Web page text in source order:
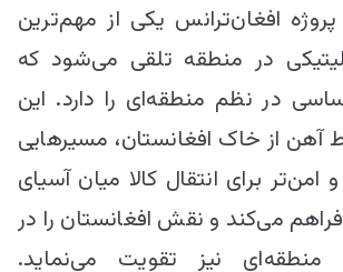
افغان‌ترانس یکی از مهم‌ترین
در منطقه تلقی می‌شود که
در نظم منطقه‌ای را دارد. این
آهن از خاک افغانستان، مسیرهایی
و امن‌تر برای انتقال کالا میان آسیای
می‌کند و نقش افغانستان را در
منطقه‌ای نیز تقویت می‌نماید.